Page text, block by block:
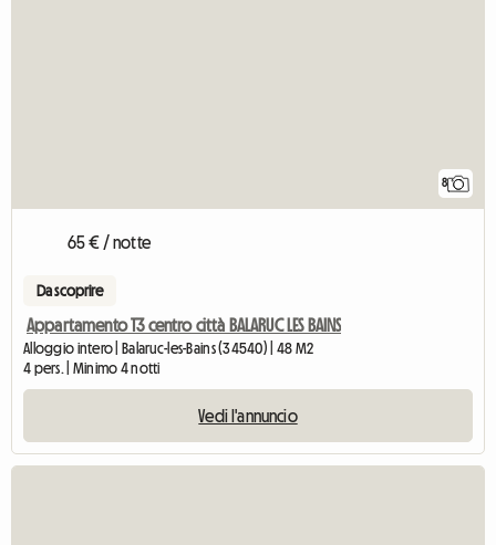
8
65 € / notte
Da scoprire
Appartamento T3 centro città BALARUC LES BAINS
Alloggio intero | Balaruc-les-Bains (34540) | 48 M2
4 pers. | Minimo 4 notti
Vedi l'annuncio